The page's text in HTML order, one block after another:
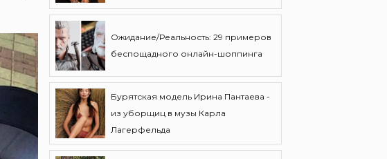
Ожидание/Реальность: 29 примеров
беспощадного онлайн-шоппинга
Бурятская модель Ирина Пантаева -
из уборщиц в музы Карла
Лагерфельда